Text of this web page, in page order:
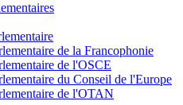
de la Francophonie
de l'OSCE
du Conseil de l'Europe
de l'OTAN